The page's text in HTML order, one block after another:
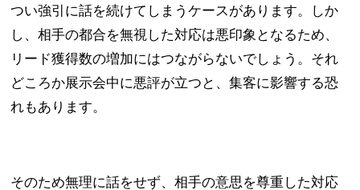
つい強引に話を続けてしまうケースがあります。しか
し、相手の都合を無視した対応は悪印象となるため、
リード獲得数の増加にはつながらないでしょう。それ
どころか展示会中に悪評が立つと、集客に影響する恐
れもあります。
そのため無理に話をせず、相手の意思を尊重した対応